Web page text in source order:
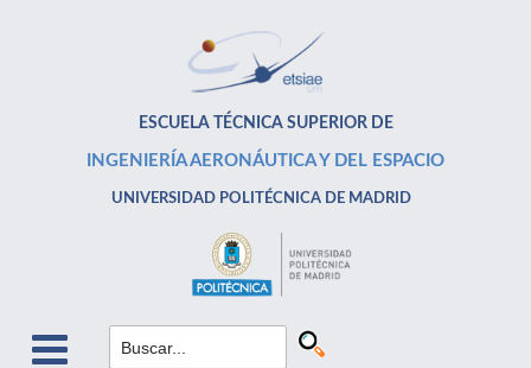
ESCUELA TÉCNICA SUPERIOR DE
INGENIERÍA AERONÁUTICA Y DEL ESPACIO
UNIVERSIDAD POLITÉCNICA DE MADRID